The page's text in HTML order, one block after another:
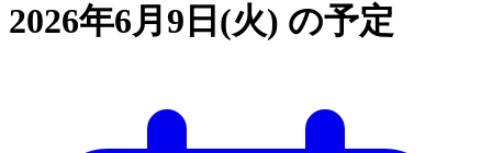
2026年6月9日(火) の予定